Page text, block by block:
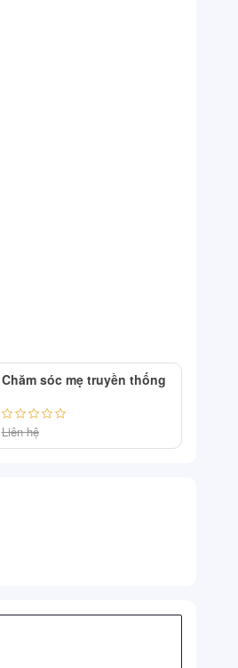
Chăm sóc mẹ truyền thống
Liên hệ